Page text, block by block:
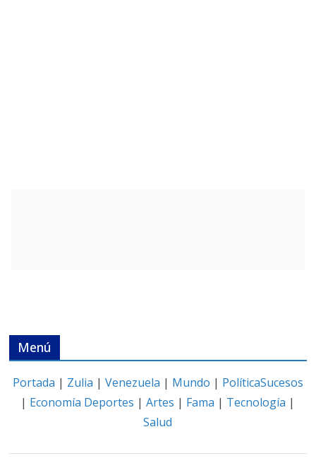
Menú
Portada | Zulia | Venezuela | Mundo | PolíticaSucesos
| Economía Deportes |Artes | Fama | Tecnología |
Salud